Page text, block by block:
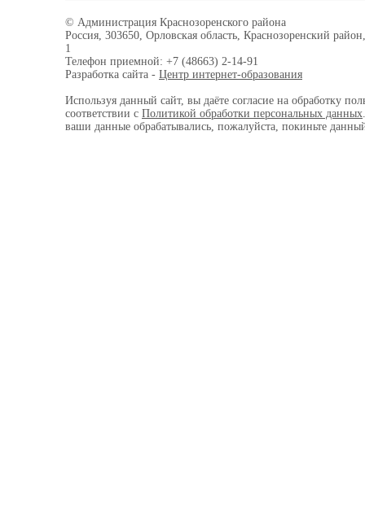
© Администрация Краснозоренского района
Россия, 303650, Орловская область, Краснозоренский
1
Телефон приемной: +7 (48663) 2-14-91
Разработка сайта - Центр интернет-образования
Используя данный сайт, вы даёте согласие на обработку
соответствии с Политикой обработки персональных данных
ваши данные обрабатывались, пожалуйста, покиньте